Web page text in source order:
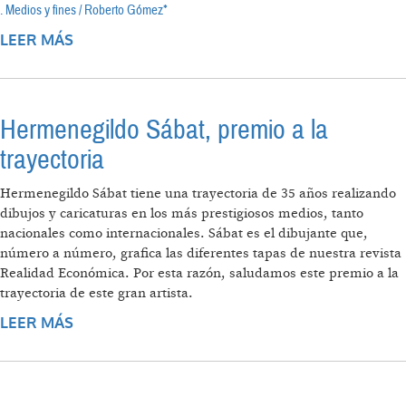
. Medios y fines / Roberto Gómez*
LEER MÁS
Hermenegildo Sábat, premio a la
trayectoria
Hermenegildo Sábat tiene una trayectoria de 35 años realizando
dibujos y caricaturas en los más prestigiosos medios, tanto
nacionales como internacionales. Sábat es el dibujante que,
número a número, grafica las diferentes tapas de nuestra revista
Realidad Económica. Por esta razón, saludamos este premio a la
trayectoria de este gran artista.
LEER MÁS